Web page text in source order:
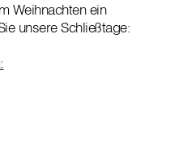
Weihnachten ein
unsere Schließtage: